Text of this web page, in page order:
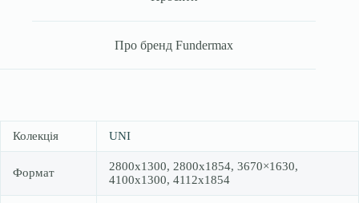
Про бренд Fundermax
Колекція UNI
Формат
2800х1300, 2800х1854, 3670×1630,
4100х1300, 4112х1854